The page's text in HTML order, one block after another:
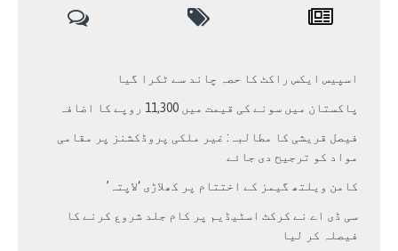
اسپیس ایکس راکٹ کا حصہ چاند سے ٹکرا گیا
پاکستان میں سونے کی قیمت میں 11,300 روپے کا اضافہ
فیصل قریشی کا مطالبہ: غیر ملکی پروڈکشنز پر مقامی
مواد کو ترجیح دی جائے
کامن ویلتھ گیمز کے اختتام پر کھلاڑی ‘لاپتہ’
سی ڈی اے نے کرکٹ اسٹیڈیم پر کام جلد شروع کرنے کا
فیصلہ کر لیا